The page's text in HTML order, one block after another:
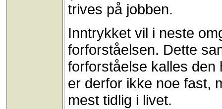
trives på jobben.
Inntrykket vil i neste
forforståelsen. Dette
forforståelse kalles
er derfor ikke noe fast,
mest tidlig i livet.